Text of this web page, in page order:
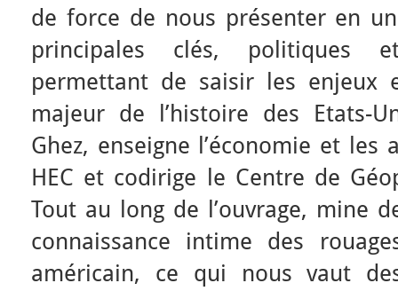
de force de nous présenter en
principales clés, politiques
permettant de saisir les enjeux
majeur de l’histoire des Etats-
Ghez, enseigne l’économie et
HEC et codirige le Centre de
Tout au long de l’ouvrage, mine
connaissance intime des
américain, ce qui nous vaut